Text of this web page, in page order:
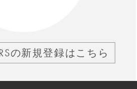
の新規登録はこちら